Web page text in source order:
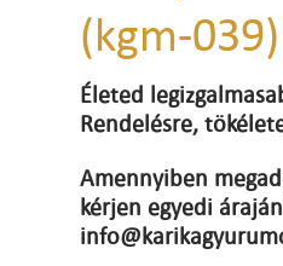
(kgm-039)
Életed
Rendelésre,
Amennyiben
kérjen egyedi